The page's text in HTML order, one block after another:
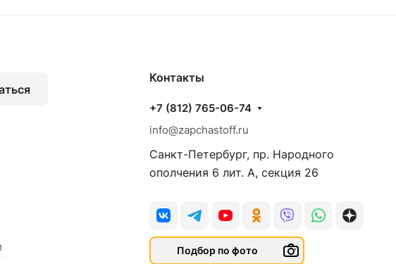
Контакты
+7 (812) 765-06-74
info@zapchastoff.ru
Санкт-Петербург, пр. Народного
ополчения 6 лит. А, секция 26
Подбор по фото